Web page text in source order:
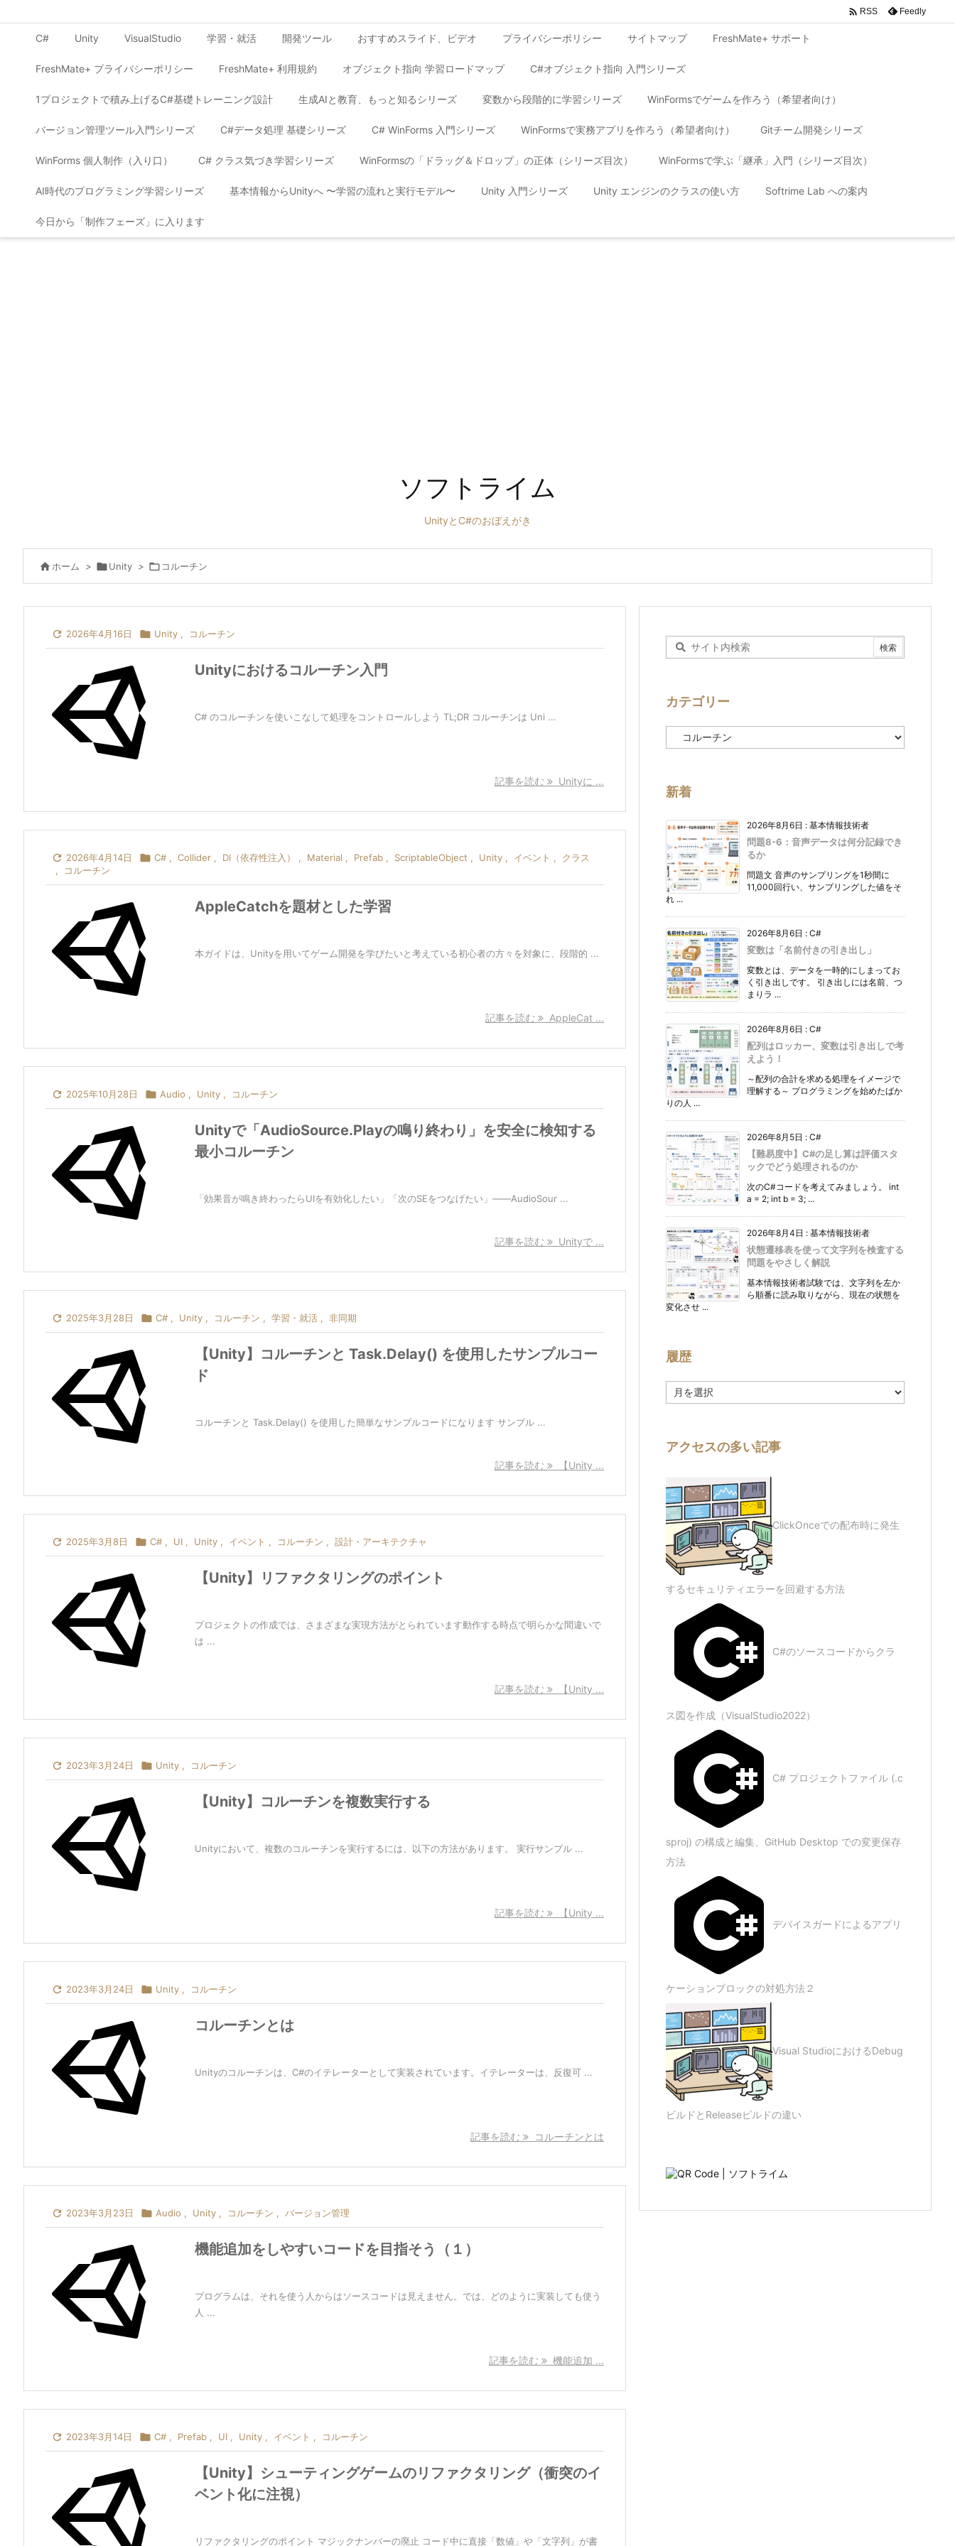
C# Unity VisualStudio 学習・就活 開発ツール おすすめスライド、ビデオ プライバシーポリシー サイトマップ FreshMate+ サポート
FreshMate+ プライバシーポリシー FreshMate+ 利用規約 オブジェクト指向 学習ロードマップ C#オブジェクト指向 入門シリーズ
1プロジェクトで積み上げるC#基礎トレーニング設計 生成AIと教育、もっと知るシリーズ 変数から段階的に学習シリーズ WinFormsでゲームを作ろう（希望者向け）
バージョン管理ツール入門シリーズ C#データ処理 基礎シリーズ C# WinForms 入門シリーズ WinFormsで実務アプリを作ろう（希望者向け） Gitチーム開発シリーズ
WinForms 個人制作（入り口） C# クラス気づき学習シリーズ WinFormsの「ドラッグ＆ドロップ」の正体（シリーズ目次） WinFormsで学ぶ「継承」入門（シリーズ目次）
AI時代のプログラミング学習シリーズ 基本情報からUnityへ 〜学習の流れと実行モデル〜 Unity 入門シリーズ Unity エンジンのクラスの使い方 Softrime Lab への案内
今日から「制作フェーズ」に入ります
 RSS Feedly
ソフトライム
UnityとC#のおぼえがき
 ホーム > Unity >  コルーチン
 2026年4月16日  Unity , コルーチン
Unityにおけるコルーチン入門
C# のコルーチンを使いこなして処理をコントロールしよう TL;DR コルーチンは Uni ...
記事を読む Unityに ...
 2026年4月14日  C# , Collider , DI（依存性注入） , Material , Prefab , ScriptableObject , Unity , イベント ,
クラス
,
コルーチン
AppleCatchを題材とした学習
本ガイドは、Unityを用いてゲーム開発を学びたいと考えている初心者の方々を対象に、段階的 ...
記事を読む AppleCat ...
 2025年10月28日  Audio , Unity , コルーチン
Unityで「AudioSource.Playの鳴り終わり」を安全に検知する
最小コルーチン
「効果音が鳴き終わったらUIを有効化したい」「次のSEをつなげたい」――AudioSour ...
記事を読む Unityで ...
 2025年3月28日  C# , Unity , コルーチン , 学習・就活 , 非同期
【Unity】コルーチンと Task.Delay() を使用したサンプルコー
ド
コルーチンと Task.Delay() を使用した簡単なサンプルコードになります サンプル ...
記事を読む 【Unity ...
 2025年3月8日  C# , UI , Unity , イベント , コルーチン , 設計・アーキテクチャ
【Unity】リファクタリングのポイント
プロジェクトの作成では、さまざまな実現方法がとられています動作する時点で明らかな間違いで
は ...
記事を読む 【Unity ...
 2023年3月24日  Unity , コルーチン
【Unity】コルーチンを複数実行する
Unityにおいて、複数のコルーチンを実行するには、以下の方法があります。 実行サンプル ...
記事を読む 【Unity ...
 2023年3月24日  Unity , コルーチン
コルーチンとは
Unityのコルーチンは、C#のイテレーターとして実装されています。イテレーターは、反復可 ...
記事を読む コルーチンとは
 2023年3月23日  Audio , Unity , コルーチン , バージョン管理
機能追加をしやすいコードを目指そう（１）
プログラムは、それを使う人からはソースコードは見えません。では、どのように実装しても使う
人 ...
記事を読む 機能追加 ...
 2023年3月14日  C# , Prefab , UI , Unity , イベント , コルーチン
【Unity】シューティングゲームのリファクタリング（衝突のイ
ベント化に注視）
リファクタリングのポイント マジックナンバーの廃止 コード中に直接「数値」や「文字列」が書
カテゴリー
テ
ー
新着
2026年8月6日 : 基本情報技術者
問題8-6：音声データは何分記録でき
るか
問題文 音声のサンプリングを1秒間に
11,000回行い、サンプリングした値をそ
れ ...
2026年8月6日 : C#
変数は「名前付きの引き出し」
変数とは、データを一時的にしまってお
く引き出しです。 引き出しには名前、つ
まりラ ...
2026年8月6日 : C#
配列はロッカー、変数は引き出しで考
えよう！
～配列の合計を求める処理をイメージで
理解する～ プログラミングを始めたばか
りの人 ...
2026年8月5日 : C#
【難易度中】C#の足し算は評価スタ
ックでどう処理されるのか
次のC#コードを考えてみましょう。 int
a = 2; int b = 3; ...
2026年8月4日 : 基本情報技術者
状態遷移表を使って文字列を検査する
問題をやさしく解説
基本情報技術者試験では、文字列を左か
ら順番に読み取りながら、現在の状態を
変化させ ...
履歴
歴
アクセスの多い記事
ClickOnceでの配布時に発生
するセキュリティエラーを回避する方法
C#のソースコードからクラ
ス図を作成（VisualStudio2022）
C# プロジェクトファイル (.c
sproj) の構成と編集、GitHub Desktop での変更保存
方法
デバイスガードによるアプリ
ケーションブロックの対処方法２
Visual StudioにおけるDebug
ビルドとReleaseビルドの違い